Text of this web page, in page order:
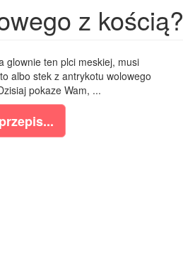
z kością?
glownie ten plci meskiej, musi
albo stek z antrykotu wolowego
pokaze Wam, ...